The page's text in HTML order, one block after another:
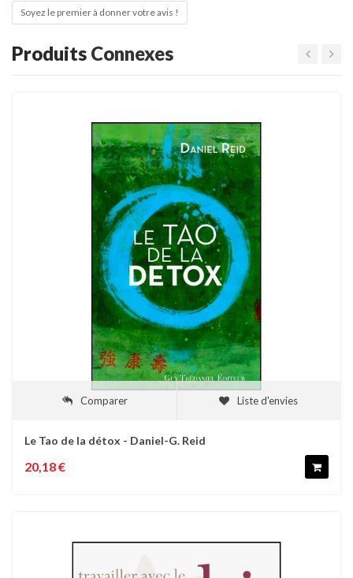
Soyez le premier à donner votre avis !
Produits Connexes
Comparer Liste d'envies
Le Tao de la détox - Daniel-G. Reid
20,18 €